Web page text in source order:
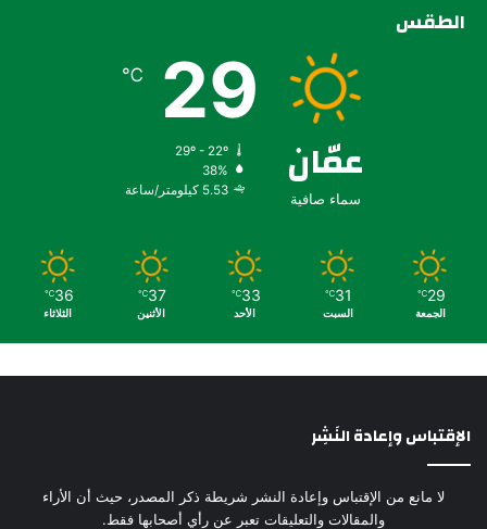
الطقس
عمّان
سماء صافية
29
℃
29º - 22º
38%
5.53 كيلومتر/ساعة
29
℃
الجمعة
31
℃
السبت
33
℃
الأحد
37
℃
الأثنين
36
℃
الثلاثاء
الإقتباس وإعادة النَشِر
لا مانع من الإقتباس وإعادة النشر شريطة ذكر المصدر، حيث أن الأراء
والمقالات والتعليقات تعبر عن رأي أصحابها فقط.